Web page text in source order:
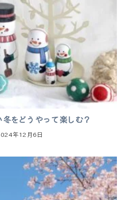
をどうやって楽しむ？
年12月6日